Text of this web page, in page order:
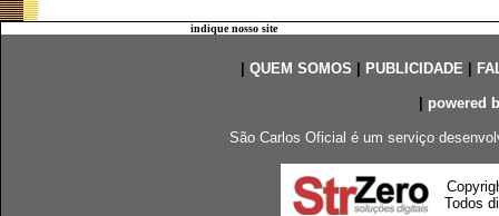
indique nosso site
QUEM SOMOS PUBLICIDADE|
powered
São Carlos Oficial é um serviço
Todos